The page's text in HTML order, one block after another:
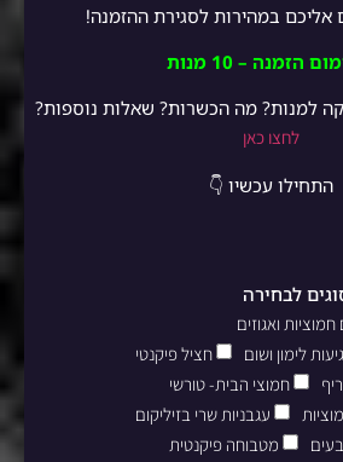
הזמנה – 10 מנות
למנות? מה הכשרות? שאלות נוספות?
לחצו כאן
התחילו עכשיו 👇
ואגוזים
לימון ושום
חציל פיקנטי
חמוצי הבית- טורשי
עגבניות שרי בזיליקום
מטבוחה פיקנטית